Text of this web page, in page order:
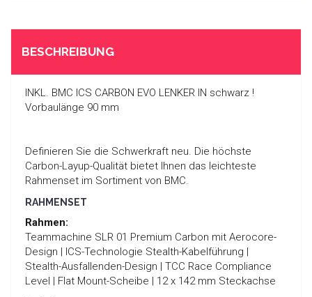
BESCHREIBUNG
INKL. BMC ICS CARBON EVO LENKER IN schwarz !
Vorbaulänge 90 mm
Definieren Sie die Schwerkraft neu. Die höchste
Carbon-Layup-Qualität bietet Ihnen das leichteste
Rahmenset im Sortiment von BMC.
RAHMENSET
Rahmen:
Teammachine SLR 01 Premium Carbon mit Aerocore-
Design | ICS-Technologie Stealth-Kabelführung |
Stealth-Ausfallenden-Design | TCC Race Compliance
Level | Flat Mount-Scheibe | 12 x 142 mm Steckachse